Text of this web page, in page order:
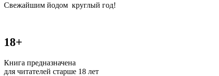
Свежайшим йодом круглый год!
18+
Книга предназначена
для читателей старше 18 лет